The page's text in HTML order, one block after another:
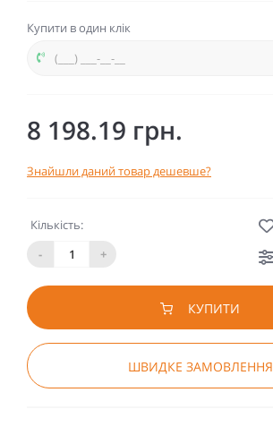
Купити в один клік
8 198.19 грн.
Знайшли даний товар дешевше?
Кількість:
-
+
КУПИТИ
ШВИДКЕ ЗАМОВЛЕННЯ